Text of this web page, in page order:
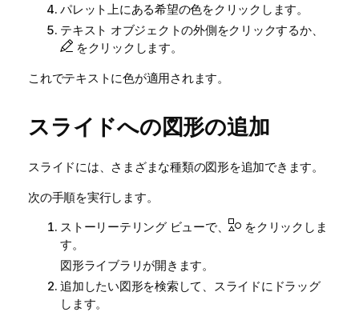
パレット上にある希望の色をクリックします。
テキスト オブジェクトの外側をクリックするか、
をクリックします。
これでテキストに色が適用されます。
スライドへの図形の追加
スライドには、さまざまな種類の図形を追加できます。
次の手順を実行します。
ストーリーテリング ビューで、
をクリックしま
す。
図形ライブラリが開きます。
追加したい図形を検索して、スライドにドラッグ
します。